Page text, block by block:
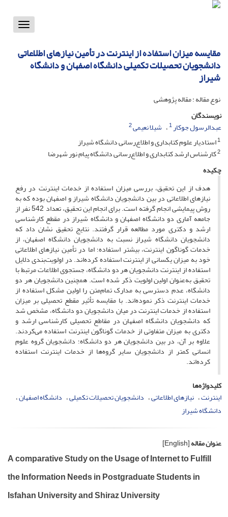
Toggle
مقایسه میزان استفاده از اینترنت در تأمین نیازهای اطلاعاتی
دانشجویان تحصیلات تکمیلی دانشگاه اصفهان و دانشگاه
شیراز
نوع مقاله : مقاله پژوهشی
نویسندگان
عبدالرسول جوکار1 شیلا نعیمی2
1استادیار علوم کتابداری و اطلاع‌رسانی دانشگاه شیراز
2کارشناس ارشد کتابداری و اطلاع‌رسانی دانشگاه پیام نور شهرضا
چکیده
هدف از این تحقیق، بررسی میزان استفاده از خدمات اینترنت در رفع
نیازهای اطلاعاتی در بین دانشجویان دانشگاه شیراز و اصفهان بوده که به
روش پیمایشی انجام گرفته است. برای انجام این تحقیق، تعداد 542 نفر از
جامعه آماری دو دانشگاه اصفهان و دانشگاه شیراز در مقطع کارشناسی
ارشد و دکتری مورد مطالعه قرار گرفتند. نتایج تحقیق نشان داد که
دانشجویان دانشگاه شیراز نسبت به دانشجویان دانشگاه اصفهان، از
خدمات گوناگون اینترنت، بیشتر استفاده؛ اما در تأمین نیازهای اطلاعاتی
خود به میزان یکسانی از اینترنت استفاده کرده‌اند. در اولویت‌بندی دلایل
استفاده از اینترنت دانشجویان هر دو دانشگاه، جستجوی اطلاعات مرتبط با
تحقیق به‌عنوان اولین اولویت ذکر شده است. همچنین دانشجویان هر دو
دانشگاه، عدم دسترسی به مدارک تمام‌متن را اولین مشکل استفاده از
خدمات اینترنت ذکر نموده‌اند. با مقایسه تأثیر مقطع تحصیلی بر میزان
استفاده از خدمات اینترنت در میان دانشجویان دو دانشگاه، مشخص شد
که دانشجویان دانشگاه اصفهان در مقاطع تحصیلی کارشناسی ارشد و
دکتری به میزان متفاوتی از خدمات گوناگون اینترنت استفاده می‌کردند.
علاوه بر آن، در بین دانشجویان هر دو دانشگاه؛ دانشجویان گروه علوم
انسانی کمتر از دانشجویان سایر گروه‌ها از خدمات اینترنت استفاده
کرده‌اند.
کلیدواژه‌ها
اینترنت نیازهای اطلاعاتی دانشجویان تحصیلات تکمیلی دانشگاه اصفهان
دانشگاه شیراز
عنوان مقاله[English]
A comparative Study on the Usage of Internet to Fulfill
the Information Needs in Postgraduate Students in
Isfahan University and Shiraz University